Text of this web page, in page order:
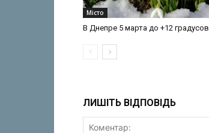
Місто
В Днепре 5 марта до +12 градусов
ЛИШІТЬ ВІДПОВІДЬ